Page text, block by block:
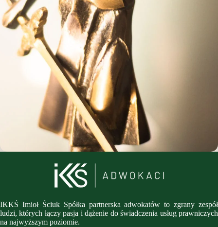
IKKŚ Imioł Ściuk Spółka partnerska adwokatów to zgrany zespół
ludzi, których łączy pasja i dążenie do świadczenia usług prawniczych
na najwyższym poziomie.